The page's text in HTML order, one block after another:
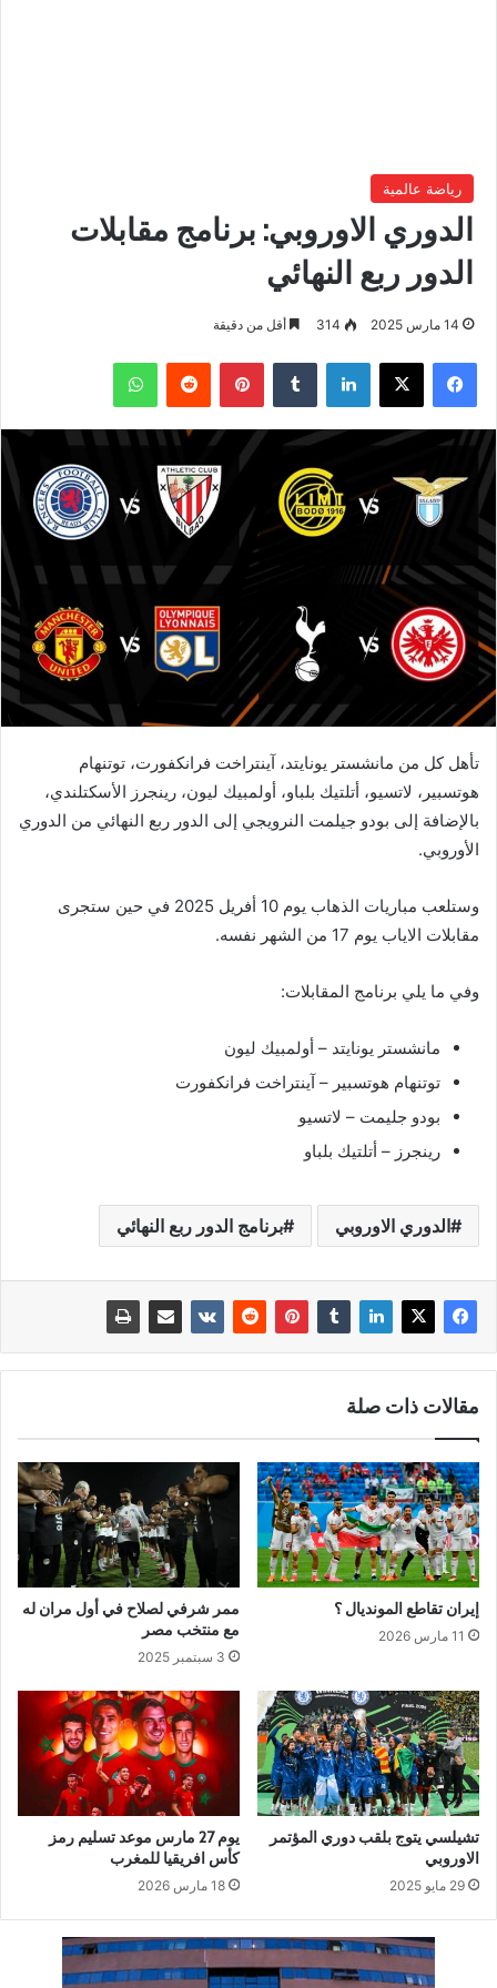
رياضة عالمية
الدوري الاوروبي: برنامج مقابلات
الدور ربع النهائي
14 مارس 2025 314 أقل من دقيقة
فيسبوك ‫X لينكدإن بينتيريست واتساب
تأهل كل من مانشستر يونايتد، آينتراخت فرانكفورت، توتنهام
هوتسبير، لاتسيو، أتلتيك بلباو، أولمبيك ليون، رينجرز الأسكتلندي،
بالإضافة إلى بودو جيلمت النرويجي إلى الدور ربع النهائي من الدوري
الأوروبي.
وستلعب مباريات الذهاب يوم 10 أفريل 2025 في حين ستجرى
مقابلات الاياب يوم 17 من الشهر نفسه.
وفي ما يلي برنامج المقابلات:
مانشستر يونايتد – أولمبيك ليون
توتنهام هوتسبير – آينتراخت فرانكفورت
بودو جليمت – لاتسيو
رينجرز – أتلتيك بلباو
الدوري الاوروبي برنامج الدور ربع النهائي
مقالات ذات صلة
إيران تقاطع المونديال ؟
11 مارس 2026
ممر شرفي لصلاح في أول مران له
مع منتخب مصر
3 سبتمبر 2025
تشيلسي يتوج بلقب دوري المؤتمر
الاوروبي
29 مايو 2025
يوم 27 مارس موعد تسليم رمز
كأس افريقيا للمغرب
18 مارس 2026